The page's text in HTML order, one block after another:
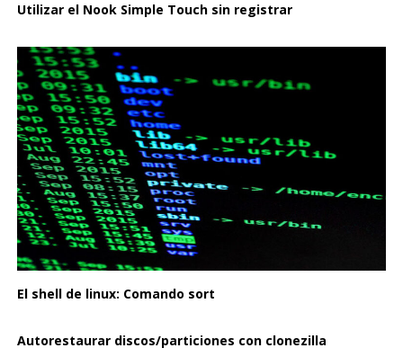
Utilizar el Nook Simple Touch sin registrar
El shell de linux: Comando sort
Autorestaurar discos/particiones con clonezilla